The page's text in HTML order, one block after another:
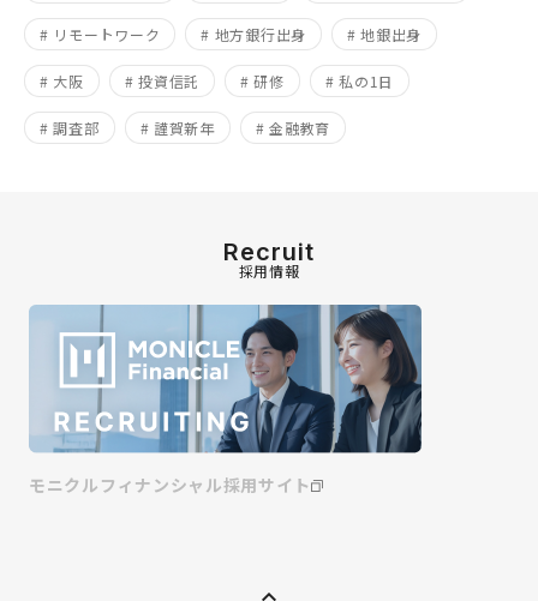
# リモートワーク # 地方銀行出身 # 地銀出身
# 大阪 # 投資信託 # 研修 # 私の1日
# 調査部 # 謹賀新年 # 金融教育
Recruit
採用情報
モニクルフィナンシャル採用サイト